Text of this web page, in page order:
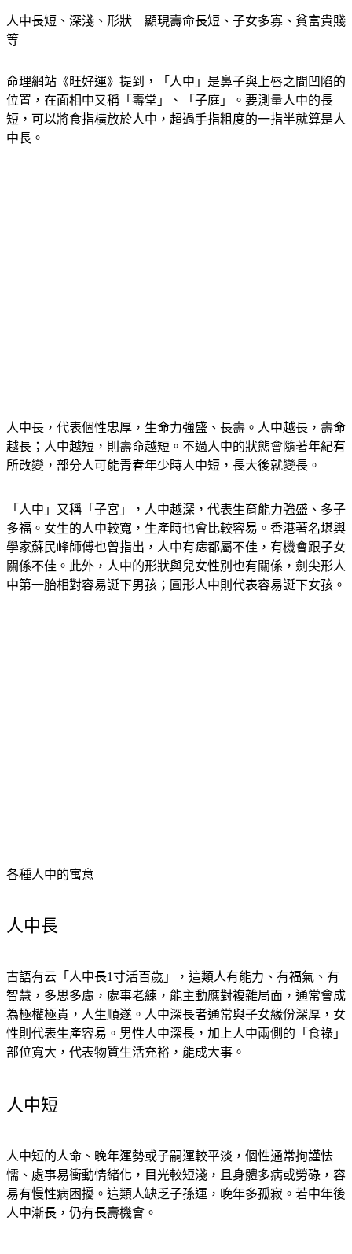
人中長短、深淺、形狀　顯現壽命長短、子女多寡、貧富貴賤
命理網站《旺好運》提到，「人中」是鼻子與上唇之間凹陷的
位置，在面相中又稱「壽堂」、「子庭」。要測量人中的長
短，可以將食指橫放於人中，超過手指粗度的一指半就算是人
人中長，代表個性忠厚，生命力強盛、長壽。人中越長，壽命
越長；人中越短，則壽命越短。不過人中的狀態會隨著年紀有
「人中」又稱「子宮」，人中越深，代表生育能力強盛、多子
多福。女生的人中較寬，生產時也會比較容易。香港著名堪輿
學家蘇民峰師傅也曾指出，人中有痣都屬不佳，有機會跟子女
關係不佳。此外，人中的形狀與兒女性別也有關係，劍尖形人
古語有云「人中長1寸活百歲」，這類人有能力、有福氣、有
智慧，多思多慮，處事老練，能主動應對複雜局面，通常會成
為極權極貴，人生順遂。人中深長者通常與子女緣份深厚，女
性則代表生產容易。男性人中深長，加上人中兩側的「食祿」
人中短的人命、晚年運勢或子嗣運較平淡，個性通常拘謹怯
懦、處事易衝動情緒化，目光較短淺，且身體多病或勞碌，容
易有慢性病困擾。這類人缺乏子孫運，晚年多孤寂。若中年後